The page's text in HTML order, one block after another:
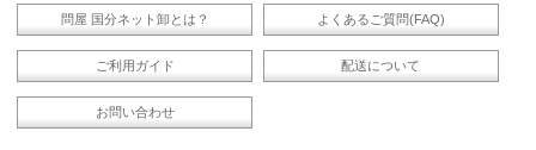
問屋 国分ネット卸とは？ よくあるご質問(FAQ)
ご利用ガイド 配送について
お問い合わせ